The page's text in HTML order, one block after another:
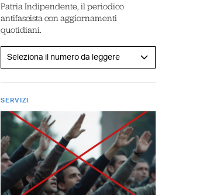
Patria Indipendente, il periodico
antifascista con aggiornamenti
quotidiani.
SERVIZI